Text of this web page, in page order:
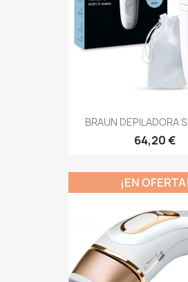
BRAUN DEPILADORA
64,20 €
¡EN OFERTA!